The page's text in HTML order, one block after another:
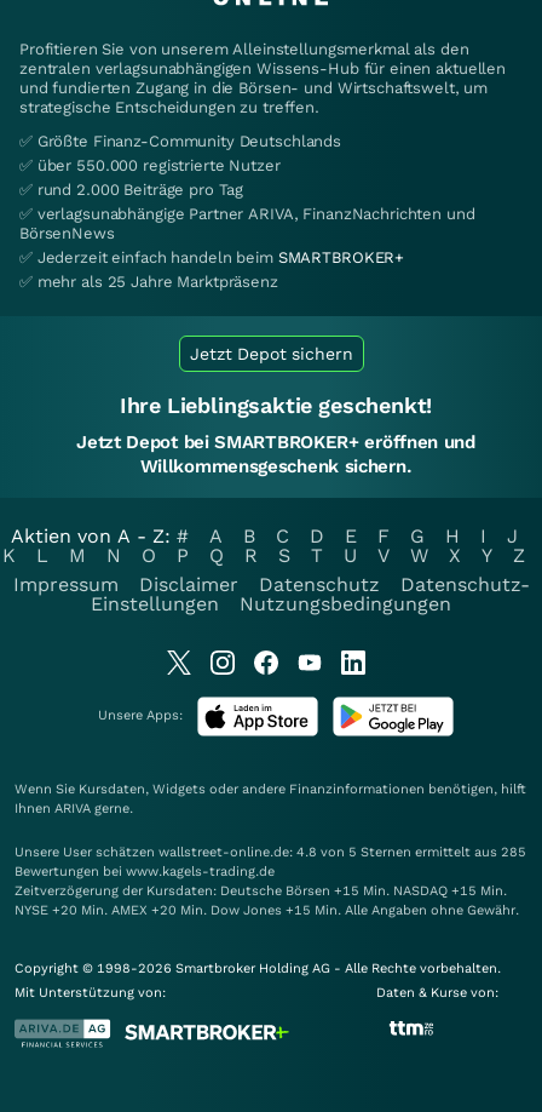
Profitieren Sie von unserem Alleinstellungsmerkmal als den
zentralen verlagsunabhängigen Wissens-Hub für einen aktuellen
und fundierten Zugang in die Börsen- und Wirtschaftswelt, um
strategische Entscheidungen zu treffen.
✅ Größte Finanz-Community Deutschlands
✅ über 550.000 registrierte Nutzer
✅ rund 2.000 Beiträge pro Tag
✅ verlagsunabhängige Partner ARIVA, FinanzNachrichten und
BörsenNews
✅ Jederzeit einfach handeln beim SMARTBROKER+
✅ mehr als 25 Jahre Marktpräsenz
Jetzt Depot sichern
Ihre Lieblingsaktie geschenkt!
Jetzt Depot bei SMARTBROKER+ eröffnen und
Willkommensgeschenk sichern.
Aktien von A - Z: # A B C D E F G H I
J
K
L M N O P Q R S T U V W X Y
Z
Impressum
Disclaimer Datenschutz
Datenschutz-
Einstellungen
Nutzungsbedingungen
Unsere Apps:
Wenn Sie Kursdaten, Widgets oder andere Finanzinformationen benötigen, hilft
Ihnen ARIVA gerne.
Unsere User schätzen wallstreet-online.de: 4.8 von 5 Sternen ermittelt aus 285
Bewertungen bei www.kagels-trading.de
Zeitverzögerung der Kursdaten: Deutsche Börsen +15 Min. NASDAQ +15 Min.
NYSE +20 Min. AMEX +20 Min. Dow Jones +15 Min. Alle Angaben ohne Gewähr.
Copyright © 1998-2026 Smartbroker Holding AG - Alle Rechte vorbehalten.
Mit Unterstützung von:
Daten & Kurse von: